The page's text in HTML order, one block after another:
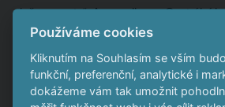
dvě procenta“. A povedlo se. Centrální
po letech vysoké inflace získali důvěru
politik z celého světa od nich postupně
protože je dostatečně vysoké na to, aby
výhod inflace, a zároveň dostatečně
Používáme cookies
Kliknutím na Souhlasím se vším
funkční, preferenční, analytické i
dokážeme vám tak umožnit